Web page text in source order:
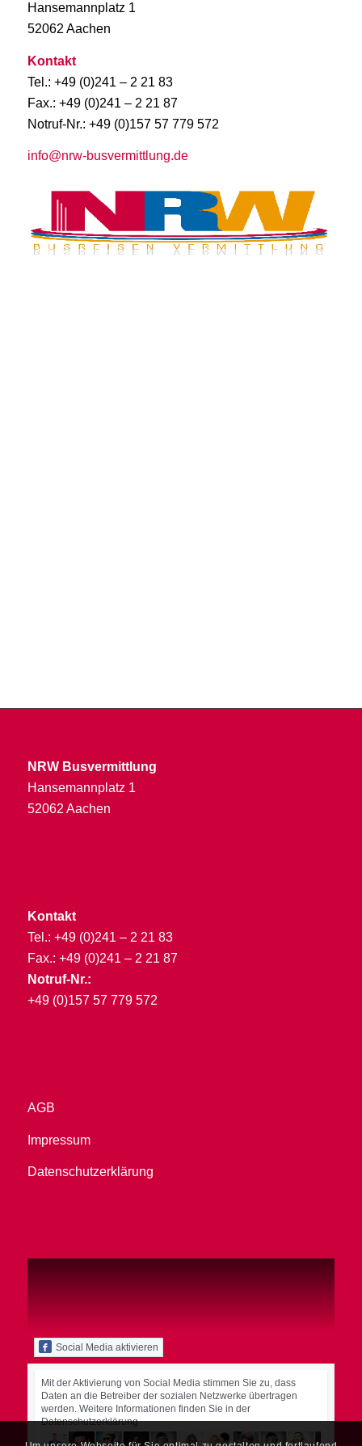
Hansemannplatz 1
52062 Aachen
Kontakt
Tel.: +49 (0)241 – 2 21 83
Fax.: +49 (0)241 – 2 21 87
Notruf-Nr.: +49 (0)157 57 779 572
info@nrw-busvermittlung.de
NRW Busvermittlung
Hansemannplatz 1
52062 Aachen
Kontakt
Tel.: +49 (0)241 – 2 21 83
Fax.: +49 (0)241 – 2 21 87
Notruf-Nr.:
+49 (0)157 57 779 572
AGB
Impressum
Datenschutzerklärung
Social Media aktivieren
Mit der Aktivierung von Social Media stimmen Sie zu, dass
Daten an die Betreiber der sozialen Netzwerke übertragen
werden. Weitere Informationen finden Sie in der
Datenschutzerklärung